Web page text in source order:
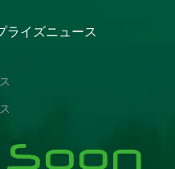
ライズニュース